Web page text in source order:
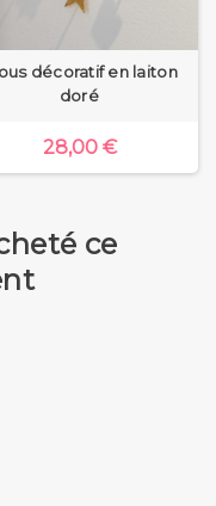
décoratif en laiton
doré
28,00 €
ce